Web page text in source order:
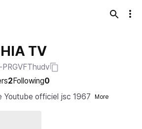
TV
PRGVFThudv
2Following0
Youtube officiel jsc 1967
More